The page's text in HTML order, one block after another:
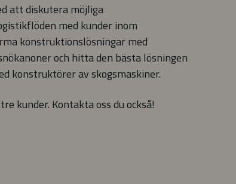
att diskutera möjliga
med kunder inom
konstruktionslösningar med
och hitta den bästa lösningen
konstruktörer av skogsmaskiner.
kunder. Kontakta oss du också!